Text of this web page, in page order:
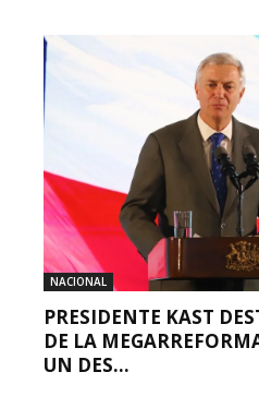
NACIONAL
PRESIDENTE KAST
DE LA
UN DES...